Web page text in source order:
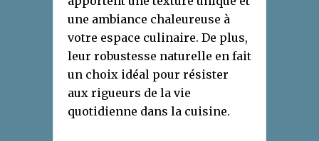
une ambiance chaleureuse à
votre espace culinaire. De plus,
leur robustesse naturelle en fait
un choix idéal pour résister
aux rigueurs de la vie
quotidienne dans la cuisine.